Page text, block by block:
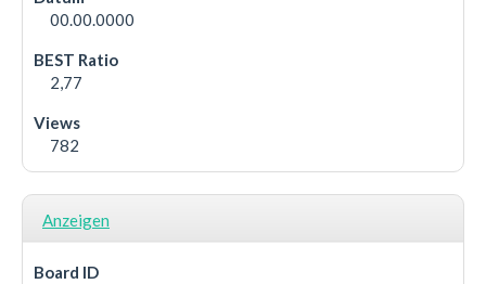
00.00.0000
2,77
782
Anzeigen